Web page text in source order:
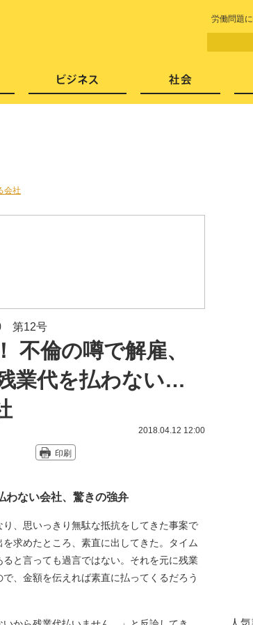
労働問題
会社
第12号
不倫の噂で解雇、
業代を払わない…
2018.04.12 12:00
印刷
わない会社、驚きの強弁
、思いっきり無駄な抵抗をしてきた事案で
求めたところ、素直に出してきた。タイム
と言っても過言ではない。それを元に残業
、金額を伝えれば素直に払ってくるだろう
芸能・エンタメ スキャンダル